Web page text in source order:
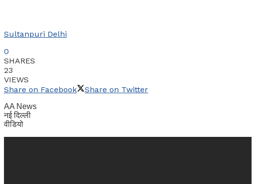
Sultanpuri Delhi
0
SHARES
23
VIEWS
Share on Facebook
Share on Twitter
AA News
नई दिल्ली
वीडियो